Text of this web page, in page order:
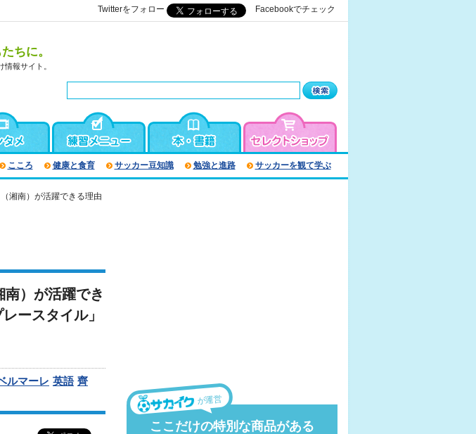
Twitterをフォロー Facebookでチェック
ちに。
報サイト。
こころ 健康と食育 サッカー豆知識 勉強と進路 サッカーを観て学ぶ
湘南）が活躍できる理由
）が活躍でき
ースタイル」
ルマーレ 英語 齊
が運営
ここだけの特別な商品がある